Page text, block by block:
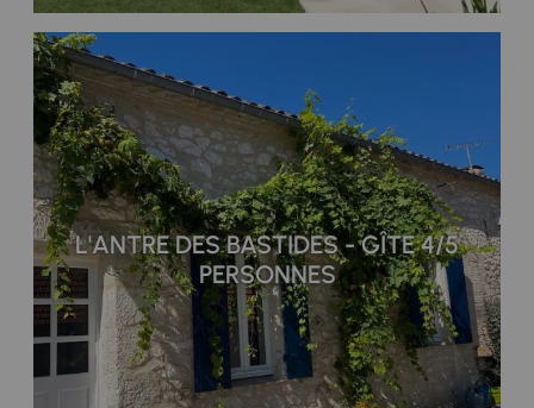
L'ANTRE DES BASTIDES - GÎTE 4/5
PERSONNES